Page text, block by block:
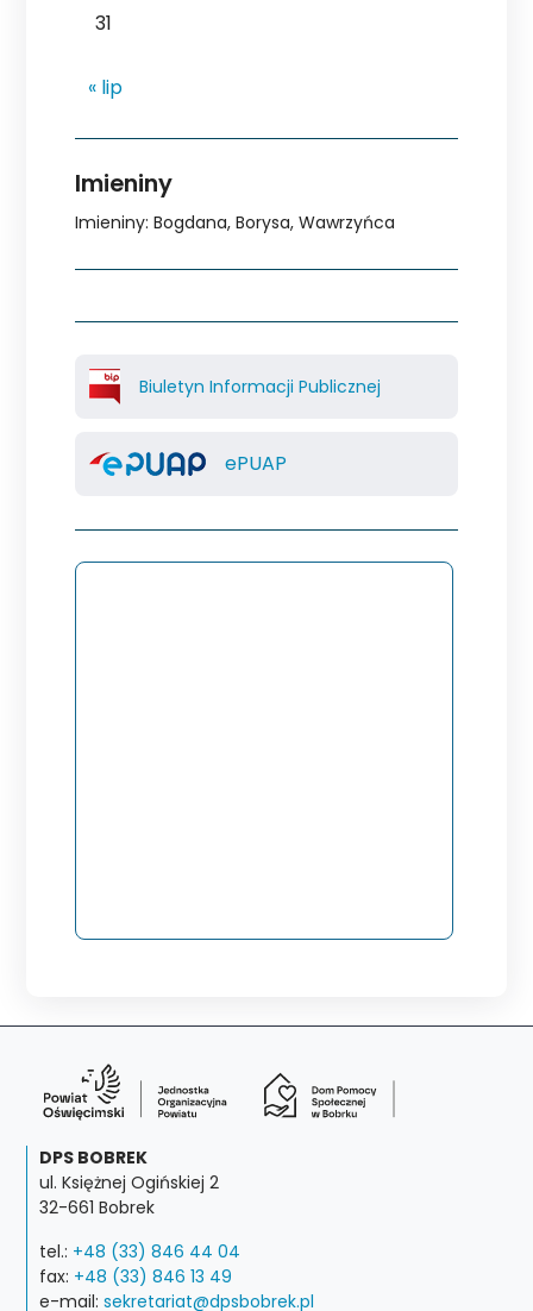
31
« lip
Imieniny
Imieniny: Bogdana, Borysa, Wawrzyńca
Biuletyn Informacji Publicznej
ePUAP
DPS BOBREK
ul. Księżnej Ogińskiej 2
32-661 Bobrek
tel.: +48 (33) 846 44 04
fax: +48 (33) 846 13 49
e-mail: sekretariat@dpsbobrek.pl